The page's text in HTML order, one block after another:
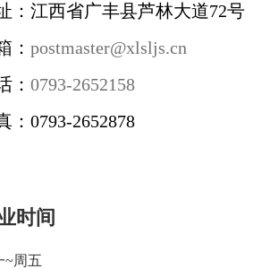
：江西省广丰县芦林大道72号
：postmaster@xlsljs.cn
：0793-2652158
：0793-2652878
时间
~周五